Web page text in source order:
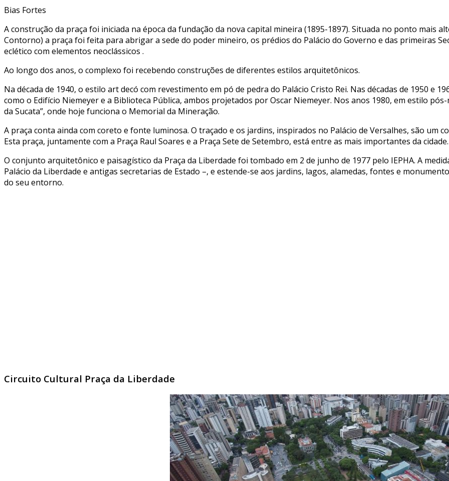
Bias Fortes
A construção da praça foi iniciada na época da fundação da nova capital mineira (1895-1897). Situada no ponto mais
Contorno) a praça foi feita para abrigar a sede do poder mineiro, os prédios do Palácio do Governo e das primeiras
eclético com elementos neoclássicos .
Ao longo dos anos, o complexo foi recebendo construções de diferentes estilos arquitetônicos.
Na década de 1940, o estilo art decó com revestimento em pó de pedra do Palácio Cristo Rei. Nas décadas de 1950 e
como o Edifício Niemeyer e a Biblioteca Pública, ambos projetados por Oscar Niemeyer. Nos anos 1980, em estilo
da Sucata”, onde hoje funciona o Memorial da Mineração.
A praça conta ainda com coreto e fonte luminosa. O traçado e os jardins, inspirados no Palácio de Versalhes, são um
Esta praça, juntamente com a Praça Raul Soares e a Praça Sete de Setembro, está entre as mais importantes da cidade.
O conjunto arquitetônico e paisagístico da Praça da Liberdade foi tombado em 2 de junho de 1977 pelo IEPHA. A
Palácio da Liberdade e antigas secretarias de Estado –, e estende-se aos jardins, lagos, alamedas, fontes e
do seu entorno.
Circuito Cultural Praça da Liberdade